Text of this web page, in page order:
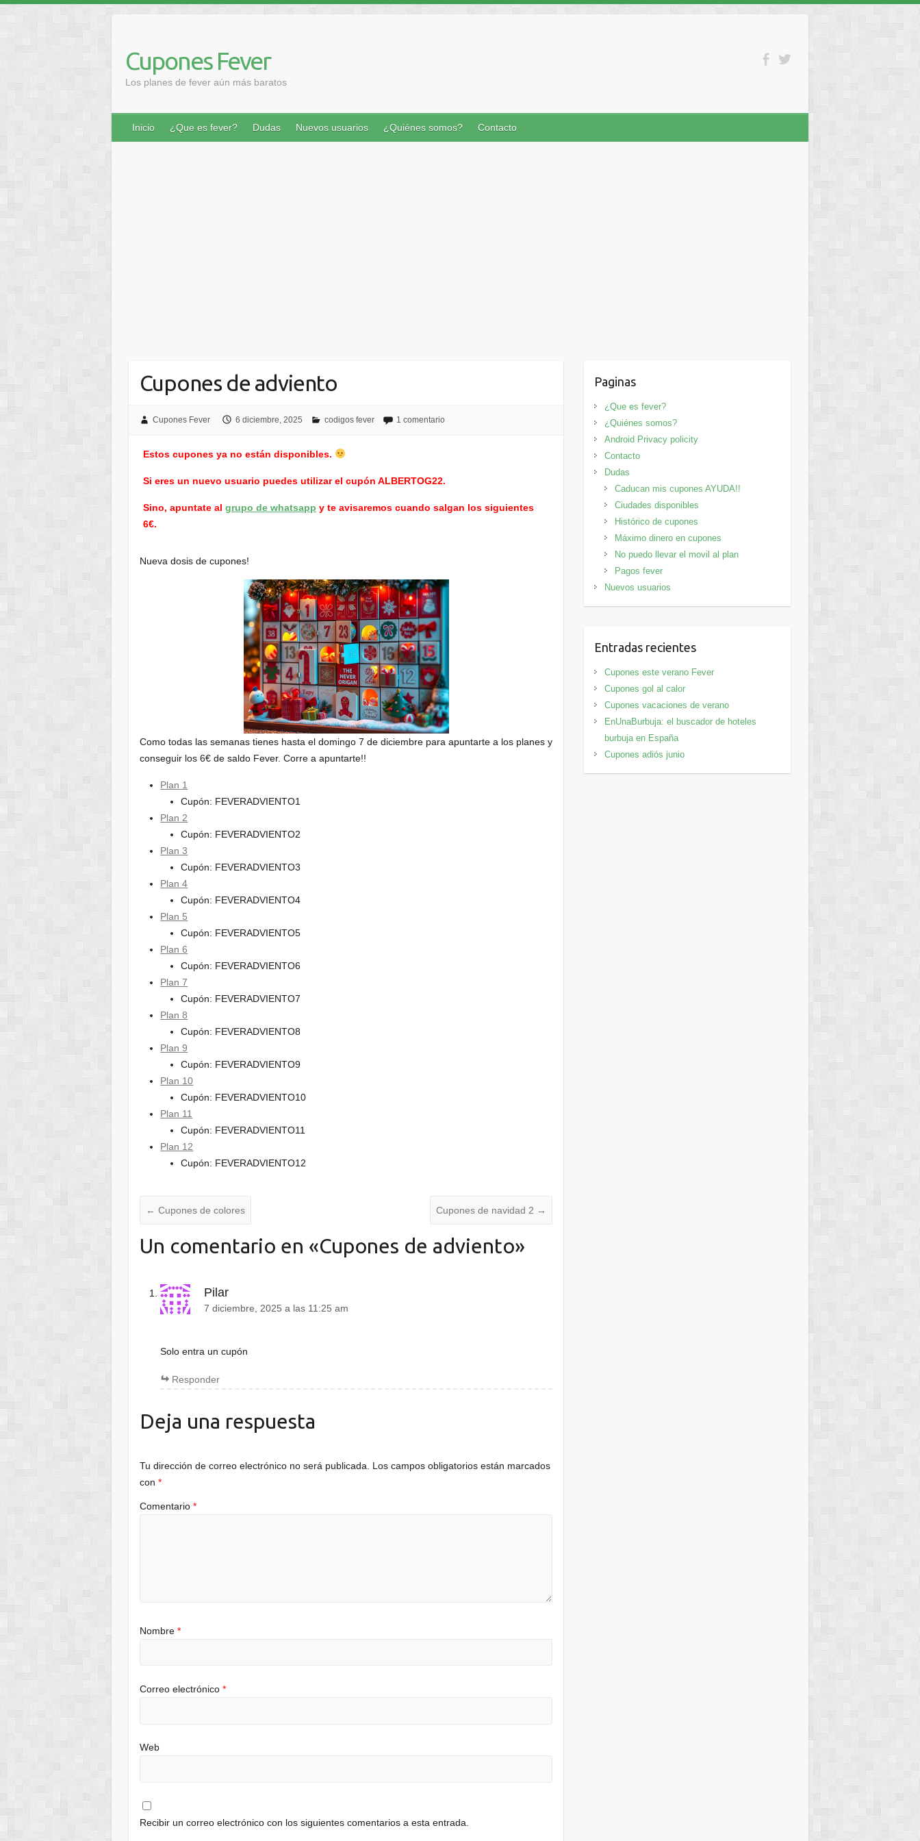
contenido
Cupones Fever
Los planes de fever aún más baratos
Inicio ¿Que es fever? Dudas Nuevos usuarios ¿Quiénes somos? Contacto
Cupones de adviento
Cupones Fever 6 diciembre, 2025 codigos fever 1 comentario
Estos cupones ya no están disponibles.
Si eres un nuevo usuario puedes utilizar el cupón ALBERTOG22.
Sino, apuntate algrupo de whatsapp y te avisaremos cuando salgan los siguientes
6€.
Nueva dosis de cupones!
Como todas las semanas tienes hasta el domingo 7 de diciembre para apuntarte a los planes y
conseguir los 6€ de saldo Fever. Corre a apuntarte!!
Plan 1
Cupón: FEVERADVIENTO1
Plan 2
Cupón: FEVERADVIENTO2
Plan 3
Cupón: FEVERADVIENTO3
Plan 4
Cupón: FEVERADVIENTO4
Plan 5
Cupón: FEVERADVIENTO5
Plan 6
Cupón: FEVERADVIENTO6
Plan 7
Cupón: FEVERADVIENTO7
Plan 8
Cupón: FEVERADVIENTO8
Plan 9
Cupón: FEVERADVIENTO9
Plan 10
Cupón: FEVERADVIENTO10
Plan 11
Cupón: FEVERADVIENTO11
Plan 12
Cupón: FEVERADVIENTO12
← Cupones de colores Cupones de navidad 2 →
Un comentario en «Cupones de adviento»
Pilar
7 diciembre, 2025 a las 11:25 am
Solo entra un cupón
Responder
Deja una respuesta
Tu dirección de correo electrónico no será publicada.
Los campos obligatorios están marcados
con*
Comentario*
Nombre*
Correo electrónico*
Web
Recibir un correo electrónico con los siguientes comentarios a esta entrada.
Paginas
¿Que es fever?
¿Quiénes somos?
Android Privacy policity
Contacto
Dudas
Caducan mis cupones AYUDA!!
Ciudades disponibles
Histórico de cupones
Máximo dinero en cupones
No puedo llevar el movil al plan
Pagos fever
Nuevos usuarios
Entradas recientes
Cupones este verano Fever
Cupones gol al calor
Cupones vacaciones de verano
EnUnaBurbuja: el buscador de hoteles
burbuja en España
Cupones adiós junio